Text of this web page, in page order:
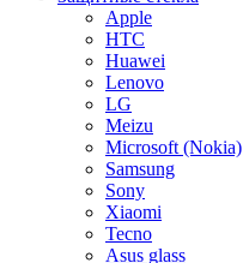
Apple
HTC
Huawei
Lenovo
LG
Meizu
Microsoft (Nokia)
Samsung
Sony
Xiaomi
Tecno
Asus glass